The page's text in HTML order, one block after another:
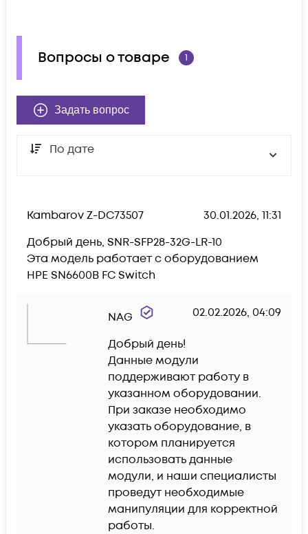
Вопросы о товаре 1
Задать вопрос
По дате
Kambarov Z-DC73507
30.01.2026, 11:31
Добрый день, SNR-SFP28-32G-LR-10
Эта модель работает с оборудованием
NAG 02.02.2026, 04:09
Добрый день!
Данные модули
поддерживают работу в
указанном оборудовании.
При заказе необходимо
указать оборудование, в
котором планируется
использовать данные
модули, и наши специалисты
проведут необходимые
манипуляции для корректной
работы.